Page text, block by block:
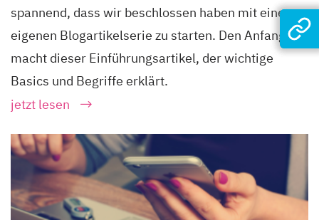
spannend, dass wir beschlossen haben mit einer
eigenen Blogartikelserie zu starten. Den Anfang
macht dieser Einführungsartikel, der wichtige
Basics und Begriffe erklärt.
jetzt lesen